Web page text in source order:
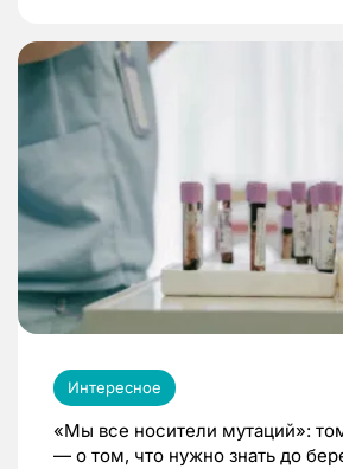
Интересное
«Мы все носители мутаций»:
— о том, что нужно знать до